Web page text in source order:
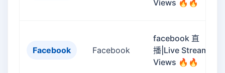
Views 🔥🔥
Facebook Facebook
facebook 直
播|Live Stream
Views 🔥🔥